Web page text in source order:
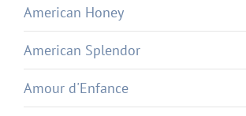
American Honey
American Splendor
Amour d'Enfance